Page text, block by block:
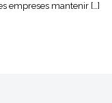
empreses mantenir […]